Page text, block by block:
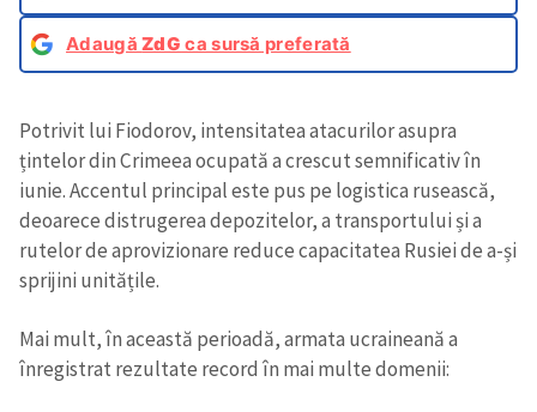
AdaugăZdG ca sursă preferată
Potrivit lui Fiodorov, intensitatea atacurilor asupra
țintelor din Crimeea ocupată a crescut semnificativ în
iunie. Accentul principal este pus pe logistica rusească,
deoarece distrugerea depozitelor, a transportului și a
rutelor de aprovizionare reduce capacitatea Rusiei de a-și
sprijini unitățile.
Mai mult, în această perioadă, armata ucraineană a
înregistrat rezultate record în mai multe domenii: